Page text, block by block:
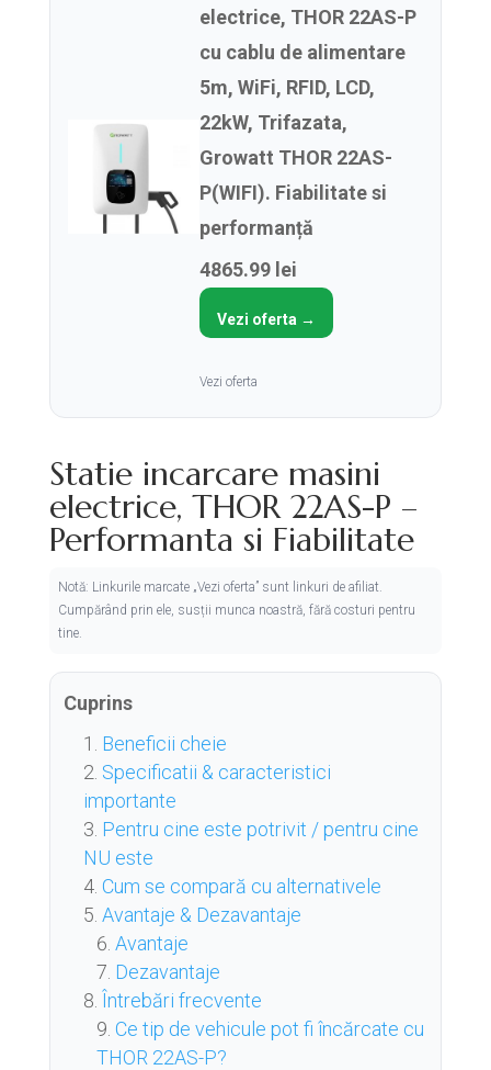
electrice, THOR 22AS-P
cu cablu de alimentare
5m, WiFi, RFID, LCD,
22kW, Trifazata,
Growatt THOR 22AS-
P(WIFI). Fiabilitate si
performanță
4865.99 lei
Vezi oferta →
Vezi oferta
Statie incarcare masini
electrice, THOR 22AS-P –
Performanta si Fiabilitate
Notă: Linkurile marcate „Vezi oferta” sunt linkuri de afiliat.
Cumpărând prin ele, susții munca noastră, fără costuri pentru
tine.
Cuprins
Beneficii cheie
Specificatii & caracteristici
importante
Pentru cine este potrivit / pentru cine
NU este
Cum se compară cu alternativele
Avantaje & Dezavantaje
Avantaje
Dezavantaje
Întrebări frecvente
Ce tip de vehicule pot fi încărcate cu
THOR 22AS-P?